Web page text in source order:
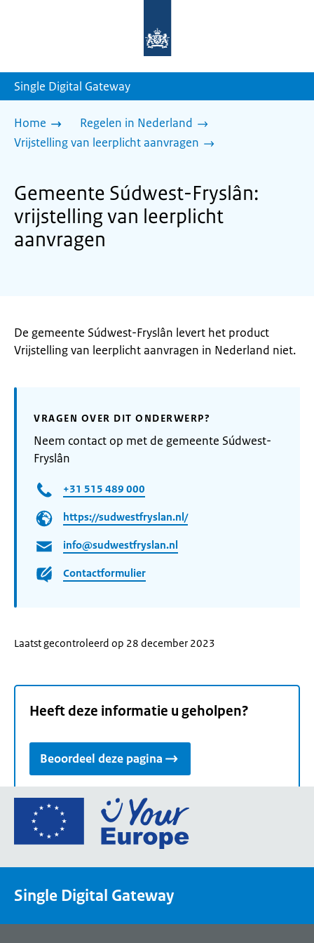
homepage
Single Digital Gateway
Home
Regelen in Nederland
Vrijstelling van leerplicht aanvragen
Gemeente Súdwest-Fryslân:
vrijstelling van leerplicht
aanvragen
De gemeente Súdwest-Fryslân levert het product
Vrijstelling van leerplicht aanvragen in Nederland niet.
VRAGEN OVER DIT ONDERWERP?
Neem contact op met de gemeente Súdwest-
Fryslân
+31 515 489 000
https://sudwestfryslan.nl/
info@sudwestfryslan.nl
Contactformulier
Laatst gecontroleerd op 28 december 2023
Heeft deze informatie u geholpen?
Beoordeel deze pagina
Ga
de
een
Single Digital Gateway